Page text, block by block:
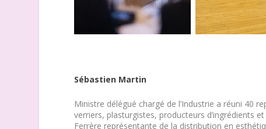
Sébastien Martin
Ministre délégué chargé de l’Industrie a réuni 40
verriers, plasturgistes, producteurs d’ingrédients
Ferrère représentante de la distribution en